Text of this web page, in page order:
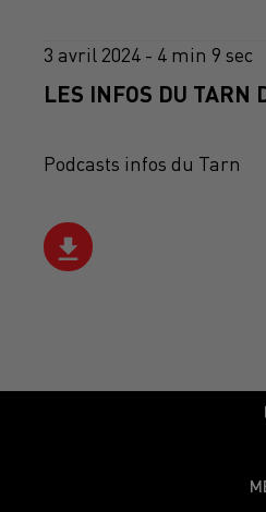
3 avril 2024 - 4 min 9 sec
LES INFOS DU TARN
Podcasts infos du Tarn